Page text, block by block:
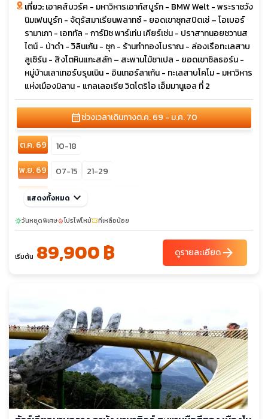
เที่ยว:เอาคส์บวร์ค - มหาวิหารเอาก์สบูร์ก - BMW Welt - พระราชวัง
นิมเฟนบูร์ก - จัตุรัสมาเรียนพลาทซ์ - ยอดเขาซุกสปิตเซ่ – โอเบอร์
รามาเกา - เอททัล - การ์มิช พาร์เท่น เคียร์เช่น - ปราสาทนอยชวานส
ไตน์ - ป่าดำ - วิลินเก้น - ซุก - ร้านทำทองโบราณ - ล่องเรือทะเลสาบ
ลูเซิร์น - สิงโตหินแกะสลัก – สะพานไม้ชาเปล - ยอดเขาซิลธอร์น -
หมู่บ้านเลาเทอร์บรุนเนิน - อินเทอร์ลาเก้น - ทะเลสาบโคโม - มหาวิหาร
แห่งเมืองมิลาน - แกลเลอเรีย วิตโตริโอ เอ็มมานูเอล ที่ 2
calendar_monthช่วงเวลาเดินทางต.ค. 69 - ม.ค. 70
ต.ค. 69
10-18
พ.ย. 69
07-15
21-29
ธ.ค. 69
01-09
แสดงทั้งหมด keyboard_arrow_down
sunnyวันหยุดพิเศษlocal_fire_departmentโปรไฟไหม้confirmation_numberที่เหลือน้อย
เริ่มต้น 89,900 ฿ ดูรายละเอียดarrow_forward